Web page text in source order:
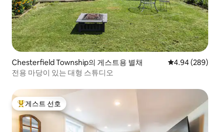
Chesterfield Township의 게스트용 별채 평점 4.94점(5
4.94 (289)
전용 마당이 있는 대형 스튜디오
상위 게스트 선호
게스트 선호